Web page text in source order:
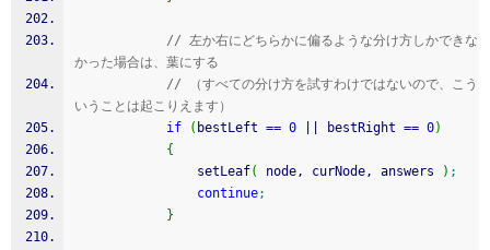
// 左か右にどちらかに偏るような分け方しかできな
かった場合は、葉にする
// （すべての分け方を試すわけではないので、こう
いうことは起こりえます）
if
( bestLeft == 0 bestRight == 0)
{
				setLeaf
( node, curNode, answers ) ;
continue;
}